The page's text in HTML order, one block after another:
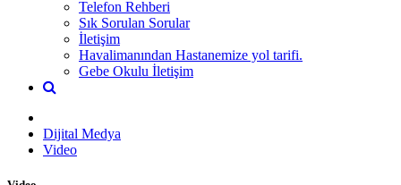
Telefon Rehberi
Sık Sorulan Sorular
İletişim
Havalimanından Hastanemize yol tarifi.
Gebe Okulu İletişim
Dijital Medya
Video